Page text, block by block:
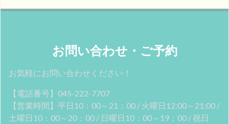
お問い合わせ・ご予約
お気軽にお問い合わせください！
【電話番号】045-222-7707
【営業時間】平日10：00～21：00 / 火曜日12:00～21:00 /
土曜日10：00～20：00 / 日曜日10：00～19：00 / 祝日